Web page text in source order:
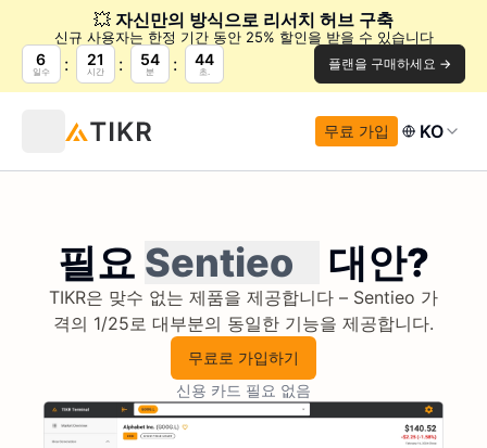
💥 자신만의 방식으로 리서치 허브 구축
신규 사용자는 한정 기간 동안 25% 할인을 받을 수 있습니다
6
일수
21
시간
54
분
44
초. 플랜을 구매하세요 →
무료 가입 KO
필요 Sentieo 대안?
TIKR은 맞수 없는 제품을 제공합니다 – Sentieo 가
격의 1/25로 대부분의 동일한 기능을 제공합니다.
무료로 가입하기
신용 카드 필요 없음